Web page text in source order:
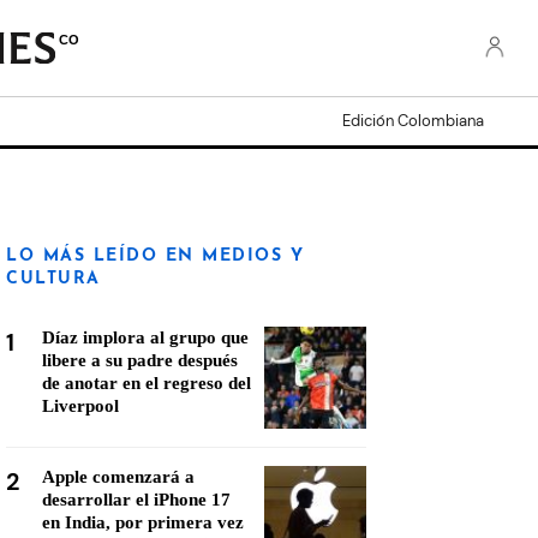
CO
Edición Colombiana
LO MÁS LEÍDO EN MEDIOS Y
CULTURA
1
Díaz implora al grupo que
libere a su padre después
de anotar en el regreso del
Liverpool
2
Apple comenzará a
desarrollar el iPhone 17
en India, por primera vez